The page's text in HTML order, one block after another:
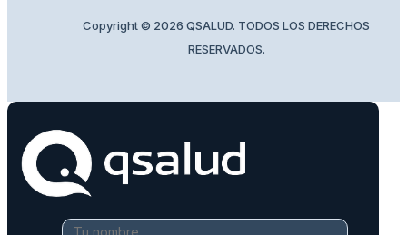
Copyright © 2026 QSALUD. TODOS LOS DERECHOS
RESERVADOS.